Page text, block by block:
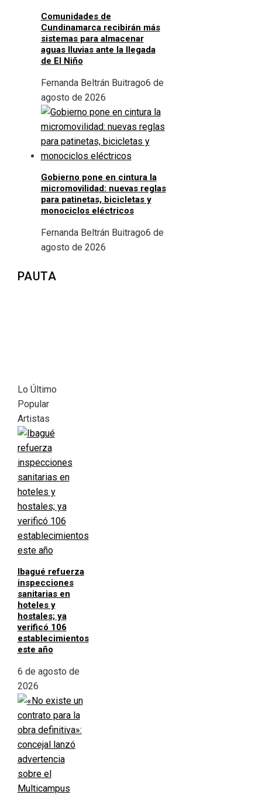
Comunidades de
Cundinamarca recibirán más
sistemas para almacenar
aguas lluvias ante la llegada
de El Niño
Fernanda Beltrán Buitrago6 de
agosto de 2026
Gobierno pone en cintura la
micromovilidad: nuevas reglas
para patinetas, bicicletas y
monociclos eléctricos
Fernanda Beltrán Buitrago6 de
agosto de 2026
PAUTA
Lo Último
Popular
Artistas
Ibagué refuerza
inspecciones
sanitarias en
hoteles y
hostales; ya
verificó 106
establecimientos
este año
6 de agosto de
2026